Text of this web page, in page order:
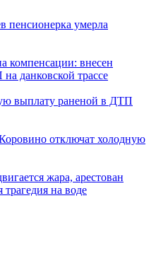
пенсионерка умерла
компенсации: внесен
данковской трассе
выплату раненой в ДТП
отключат холодную
жара, арестован
трагедия на воде